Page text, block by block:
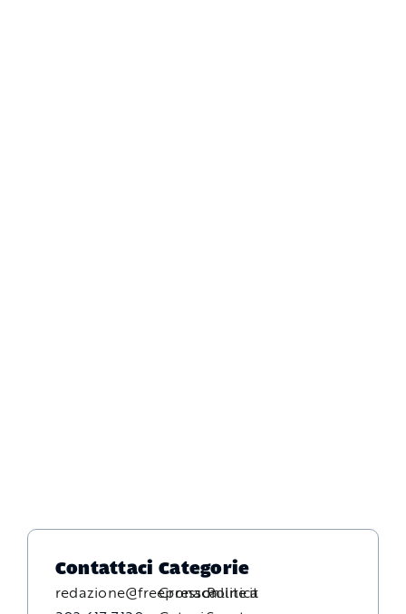
Contattaci
redazione@freepressonline.it
Categorie
CronacaPolitica